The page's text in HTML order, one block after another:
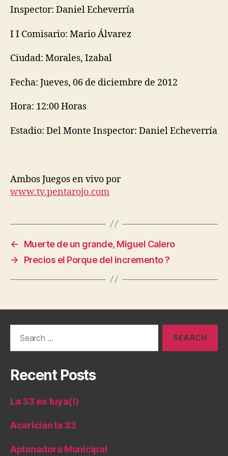
Inspector: Daniel Echeverría
I I Comisario: Mario Álvarez
Ciudad: Morales, Izabal
Fecha: Jueves, 06 de diciembre de 2012
Hora: 12:00 Horas
Estadio: Del Monte Inspector: Daniel Echeverría
Ambos Juegos en vivo por
www.tv.pentarojo.com
←
Muerte de un grande, Miguel Calero
→
Precios el Porque del incremento ?
Recent Posts
La 33 es tuya(!)
Acarician la 33
Aplanadora Municipal